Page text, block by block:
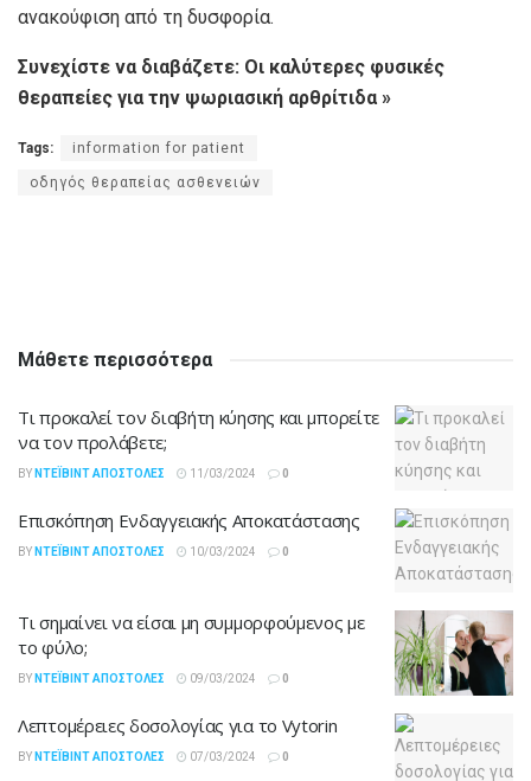
ανακούφιση από τη δυσφορία.
Συνεχίστε να διαβάζετε: Οι καλύτερες φυσικές
θεραπείες για την ψωριασική αρθρίτιδα »
Tags: information for patient
οδηγός θεραπείας ασθενειών
Μάθετε περισσότερα
Τι προκαλεί τον διαβήτη κύησης και μπορείτε
να τον προλάβετε;
BY ΝΤΈΙΒΙΝΤ ΑΠΟΣΤΌΛΕΣ 11/03/2024 0
Επισκόπηση Ενδαγγειακής Αποκατάστασης
BY ΝΤΈΙΒΙΝΤ ΑΠΟΣΤΌΛΕΣ 10/03/2024 0
Τι σημαίνει να είσαι μη συμμορφούμενος με
το φύλο;
BY ΝΤΈΙΒΙΝΤ ΑΠΟΣΤΌΛΕΣ 09/03/2024 0
Λεπτομέρειες δοσολογίας για το Vytorin
BY ΝΤΈΙΒΙΝΤ ΑΠΟΣΤΌΛΕΣ 07/03/2024 0